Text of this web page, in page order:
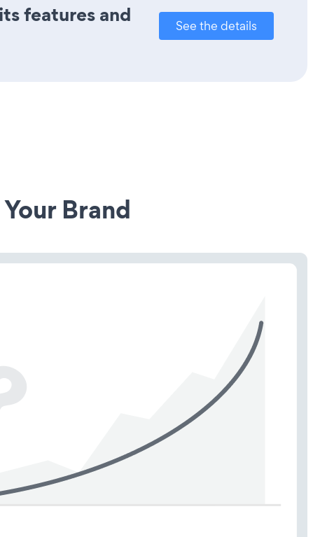
features and
See the details
Brand